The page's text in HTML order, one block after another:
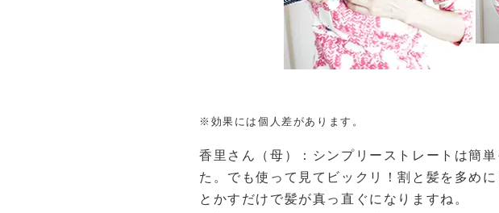
※効果には個人差があります。
香里さん（母）：シンプリーストレートは簡
た。でも使って見てビックリ！割と髪を多め
とかすだけで髪が真っ直ぐになりますね。